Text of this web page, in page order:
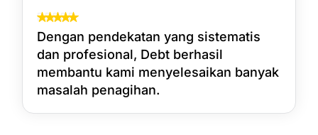
Dengan pendekatan yang sistematis
dan profesional, Debt berhasil
membantu kami menyelesaikan banyak
masalah penagihan.